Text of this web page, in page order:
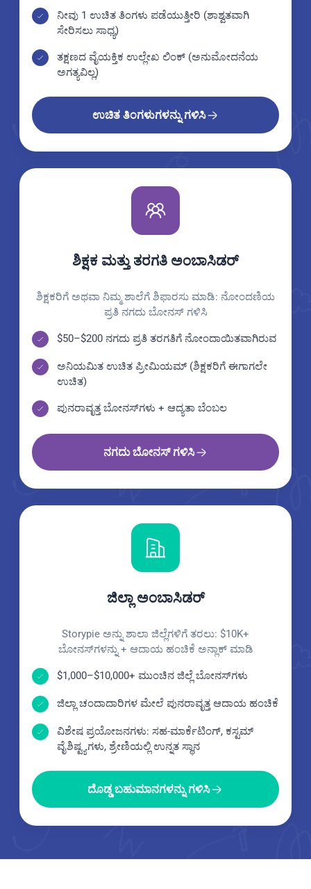
ನೀವು 1 ಉಚಿತ ತಿಂಗಳು ಪಡೆಯುತ್ತೀರಿ (ಶಾಶ್ವತವಾಗಿ
ಸೇರಿಸಲು ಸಾಧ್ಯ)
ತಕ್ಷಣದ ವೈಯಕ್ತಿಕ ಉಲ್ಲೇಖ ಲಿಂಕ್ (ಅನುಮೋದನೆಯ
ಅಗತ್ಯವಿಲ್ಲ)
ಉಚಿತ ತಿಂಗಳುಗಳನ್ನು ಗಳಿಸಿ
ಶಿಕ್ಷಕ ಮತ್ತು ತರಗತಿ ಅಂಬಾಸಿಡರ್
ಶಿಕ್ಷಕರಿಗೆ ಅಥವಾ ನಿಮ್ಮ ಶಾಲೆಗೆ ಶಿಫಾರಸು ಮಾಡಿ: ನೋಂದಣಿಯ
ಪ್ರತಿ ನಗದು ಬೋನಸ್ ಗಳಿಸಿ
$50–$200 ನಗದು ಪ್ರತಿ ತರಗತಿಗೆ ನೋಂದಾಯಿತವಾಗಿರುವ
ಅನಿಯಮಿತ ಉಚಿತ ಪ್ರೀಮಿಯಮ್ (ಶಿಕ್ಷಕರಿಗೆ ಈಗಾಗಲೇ
ಉಚಿತ)
ಪುನರಾವೃತ್ತ ಬೋನಸ್‌ಗಳು + ಆದ್ಯತಾ ಬೆಂಬಲ
ನಗದು ಬೋನಸ್ ಗಳಿಸಿ
ಜಿಲ್ಲಾ ಅಂಬಾಸಿಡರ್
Storypie ಅನ್ನು ಶಾಲಾ ಜಿಲ್ಲೆಗಳಿಗೆ ತರಲು: $10K+
ಬೋನಸ್‌ಗಳನ್ನು + ಆದಾಯ ಹಂಚಿಕೆ ಅನ್ಲಾಕ್ ಮಾಡಿ
$1,000–$10,000+ ಮುಂಚಿನ ಜಿಲ್ಲೆ ಬೋನಸ್‌ಗಳು
ಜಿಲ್ಲಾ ಚಂದಾದಾರಿಗಳ ಮೇಲೆ ಪುನರಾವೃತ್ತ ಆದಾಯ ಹಂಚಿಕೆ
ವಿಶೇಷ ಪ್ರಯೋಜನಗಳು: ಸಹ-ಮಾರ್ಕೆಟಿಂಗ್, ಕಸ್ಟಮ್
ವೈಶಿಷ್ಟ್ಯಗಳು, ಶ್ರೇಣಿಯಲ್ಲಿ ಉನ್ನತ ಸ್ಥಾನ
ದೊಡ್ಡ ಬಹುಮಾನಗಳನ್ನು ಗಳಿಸಿ